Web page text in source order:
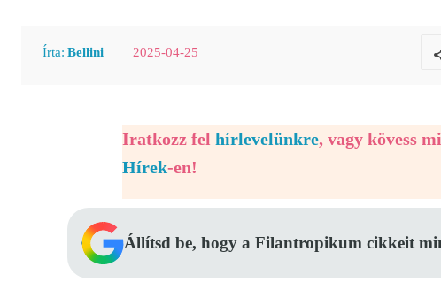
Írta: Bellini 2025-04-25
Iratkozz fel hírlevelünkre, vagy kövess
Hírek-en!
Állítsd be, hogy a Filantropikum cikkeit